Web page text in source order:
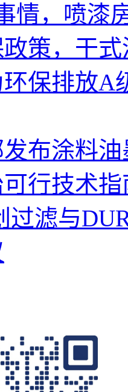
情，喷漆
策，干
保排放A
布涂料
行技术指
过滤与